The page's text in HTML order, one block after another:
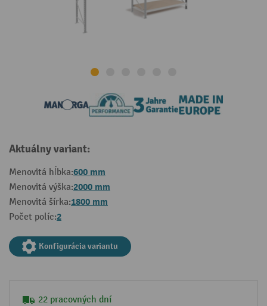
Aktuálny variant:
Menovitá hĺbka:600 mm
Menovitá výška:2000 mm
Menovitá šírka:1800 mm
Počet políc:2
Konfigurácia variantu
22 pracovných dní